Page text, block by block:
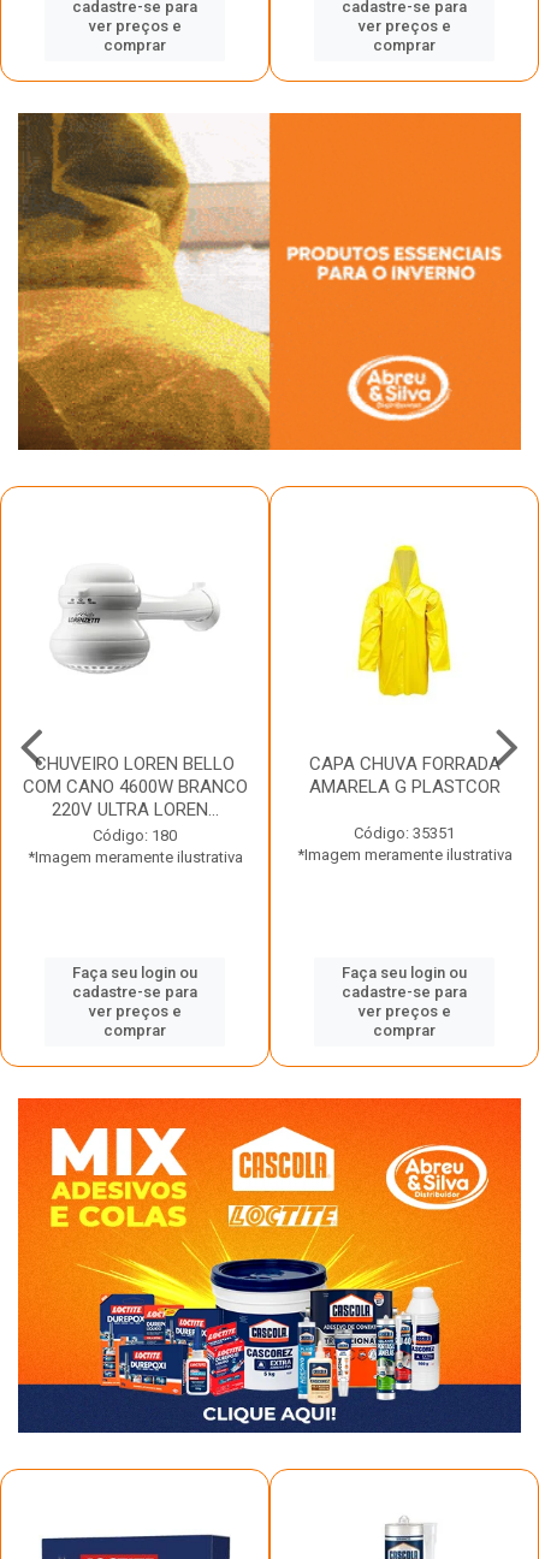
cadastre-se para
ver preços e
comprar
cadastre-se para
ver preços e
comprar
CHUVEIRO LOREN BELLO
COM CANO 4600W BRANCO
220V ULTRA LOREN...
Código: 180
*Imagem meramente ilustrativa
Faça seu login ou
cadastre-se para
ver preços e
comprar
CAPA CHUVA FORRADA
AMARELA G PLASTCOR
Código: 35351
*Imagem meramente ilustrativa
Faça seu login ou
cadastre-se para
ver preços e
comprar